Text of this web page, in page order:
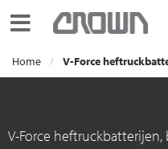
Toggle navigation
Home V-Force
V-Force heftruckbatterijen,